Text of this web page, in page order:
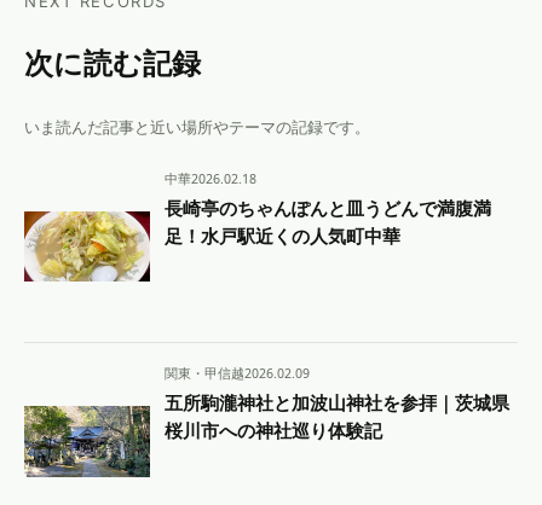
次に読む記録
いま読んだ記事と近い場所やテーマの記録です。
中華2026.02.18
長崎亭のちゃんぽんと皿うどんで満腹満
足！水戸駅近くの人気町中華
関東・甲信越2026.02.09
五所駒瀧神社と加波山神社を参拝｜茨城県
桜川市への神社巡り体験記